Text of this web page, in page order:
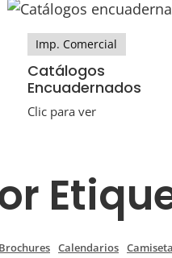
Imp. Comercial
Catálogos
Encuadernados
Clic para ver
Brochures Calendarios